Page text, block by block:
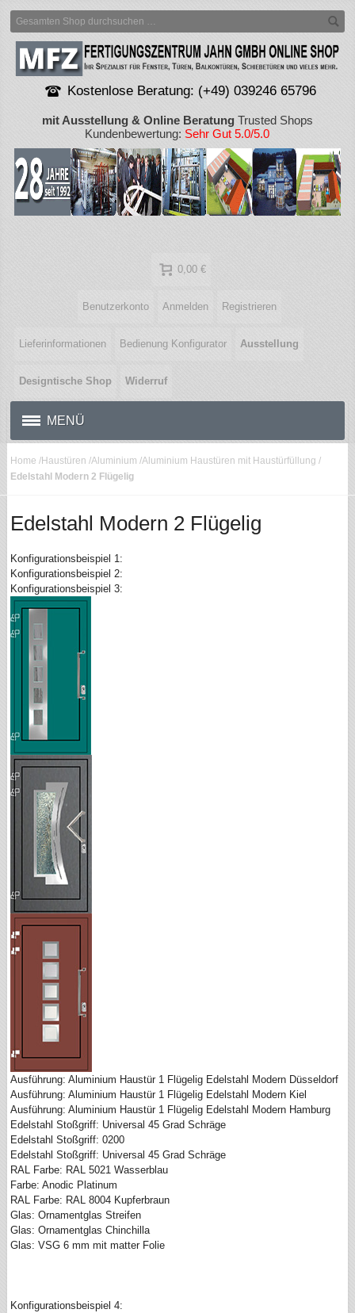
Kostenlose Beratung: (+49) 039246 65796
mit Ausstellung & Online BeratungTrusted Shops
Kundenbewertung:Sehr Gut 5.0/5.0
0,00 €
Benutzerkonto Anmelden Registrieren
Lieferinformationen Bedienung Konfigurator Ausstellung
Designtische Shop Widerruf
MENÜ
Home /Haustüren /Aluminium /Aluminium Haustüren mit Haustürfüllung /
Edelstahl Modern 2 Flügelig
Edelstahl Modern 2 Flügelig
Konfigurationsbeispiel 1:
Konfigurationsbeispiel 2:
Konfigurationsbeispiel 3:
Ausführung: Aluminium Haustür 1 Flügelig Edelstahl Modern Düsseldorf
Ausführung: Aluminium Haustür 1 Flügelig Edelstahl Modern Kiel
Ausführung: Aluminium Haustür 1 Flügelig Edelstahl Modern Hamburg
Edelstahl Stoßgriff: Universal 45 Grad Schräge
Edelstahl Stoßgriff: 0200
Edelstahl Stoßgriff: Universal 45 Grad Schräge
RAL Farbe: RAL 5021 Wasserblau
Farbe: Anodic Platinum
RAL Farbe: RAL 8004 Kupferbraun
Glas: Ornamentglas Streifen
Glas: Ornamentglas Chinchilla
Glas: VSG 6 mm mit matter Folie
Konfigurationsbeispiel 4: